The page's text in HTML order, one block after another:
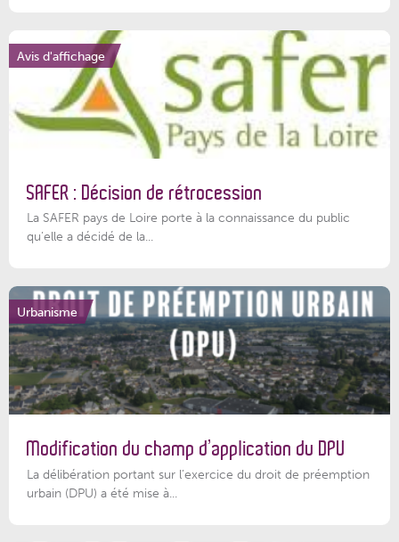
Avis d'affichage
SAFER : Décision de rétrocession
La SAFER pays de Loire porte à la connaissance du public
qu’elle a décidé de la...
Urbanisme
Modification du champ d’application du DPU
La délibération portant sur l’exercice du droit de préemption
urbain (DPU) a été mise à...